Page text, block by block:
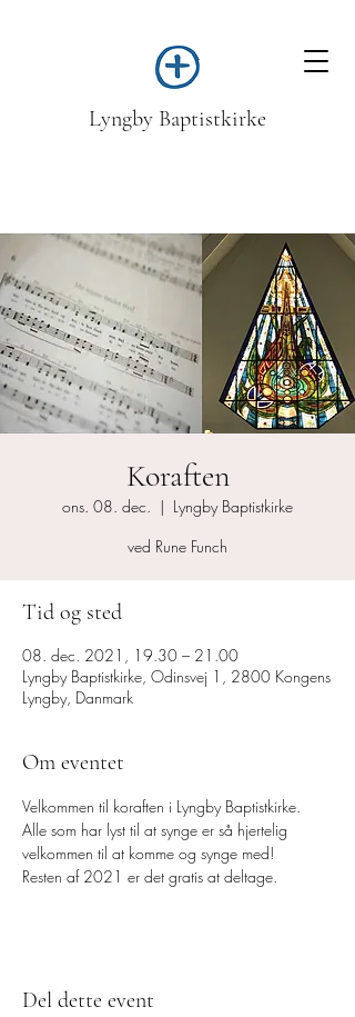
Lyngby Baptistkirke
Koraften
ons. 08. dec.
  |
Lyngby Baptistkirke
ved Rune Funch
Tid og sted
08. dec. 2021, 19.30 – 21.00
Lyngby Baptistkirke, Odinsvej 1, 2800 Kongens
Lyngby, Danmark
Om eventet
Velkommen til koraften i Lyngby Baptistkirke.
Alle som har lyst til at synge er så hjertelig
velkommen til at komme og synge med!
Resten af 2021 er det gratis at deltage.
Del dette event